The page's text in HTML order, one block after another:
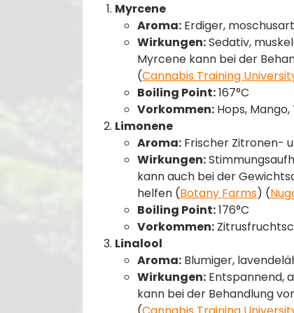
Myrcene
Aroma: Erdiger,
Wirkungen:Sedativ,
Myrcene kann bei der
(Cannabis Training
Boiling Point:167°C
Vorkommen: Hops,
Limonene
Aroma: Frischer Zitronen-
Wirkungen:
kann auch bei der
helfen​ (Botany Farms)​​ (
Boiling Point:176°C
Vorkommen:
Linalool
Aroma: Blumiger,
Wirkungen: Entspannend,
kann bei der Behandlung